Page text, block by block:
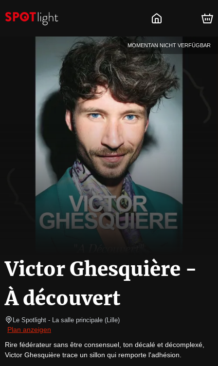
MOMENTAN NICHT VERFÜGBAR
Victor Ghesquière -
À découvert
Le Spotlight - La salle principale (Lille)
Plan anzeigen
Rire fédérateur sans être consensuel, ton décalé et décomplexé,
Victor Ghesquière trace un sillon qui remporte l'adhésion.